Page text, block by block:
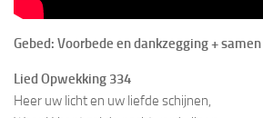
Gebed: Voorbede en dankzegging +
Lied Opwekking 334
Heer uw licht en uw liefde schijnen,